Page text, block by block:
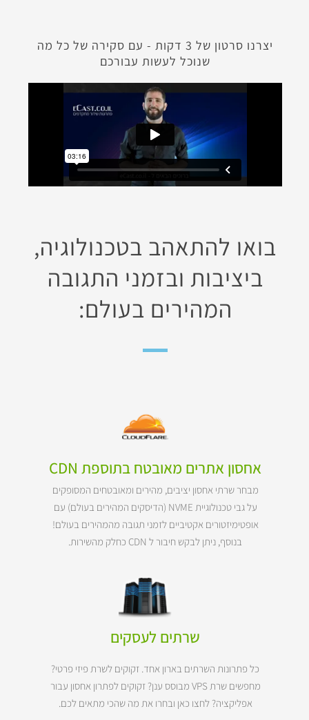
יצרנו סרטון של 3 דקות - עם סקירה של כל מה
שנוכל לעשות עבורכם
בואו להתאהב בטכנולוגיה,
ביציבות ובזמני התגובה
המהירים בעולם:
אחסון אתרים מאובטח בתוספת CDN
מבחר שרתי אחסון יציבים, מהירים ומאובטחים המסופקים
על גבי טכנולוגיית NVME (הדיסקים המהירים בעולם) עם
אופטימיזטורים אקטיביים לזמני תגובה מהמהירים בעולם!
בנוסף, ניתן לבקש חיבור ל CDN כחלק מהשירות.
שרתים לעסקים
כל פתרונות השרתים בארון אחד. זקוקים לשרת פיזי פרטי?
מחפשים שרת VPS מבוסס ענן? זקוקים לפתרון אחסון עבור
אפליקציה? לחצו כאן ובחרו את מה שהכי מתאים לכם.